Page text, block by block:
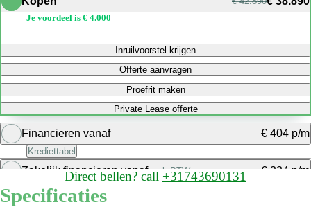
Je voordeel is € 4.000
Inruilvoorstel krijgen
Offerte aanvragen
Proefrit maken
Private Lease offerte
Financieren vanaf € 404 p/m
Krediettabel
Bereken maandbedrag
Zakelijk financieren vanafexcl. BTW € 334 p/m
Direct bellen? call +31743690131
Specificaties